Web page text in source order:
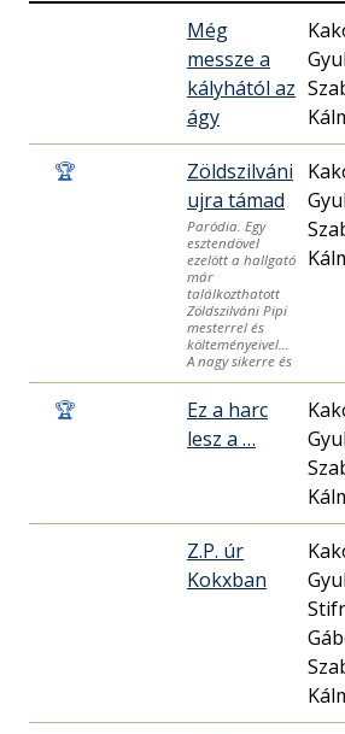
Még
messze a
kályhától az
ágy
🏆
Zöldszilváni
ujra támad
Paródia. Egy
esztendövel
ezelött a hallgató
már
találkozthatott
Zöldszilváni Pipi
mesterrel és
költeményeivel…
A nagy sikerre és
🏆
Ez a harc
lesz a …
Z.P. úr
Kokxban